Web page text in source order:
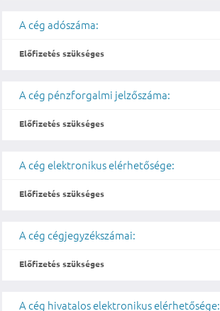
A cég adószáma:
Előfizetés szükséges
A cég pénzforgalmi jelzőszáma:
Előfizetés szükséges
A cég elektronikus elérhetősége:
Előfizetés szükséges
A cég cégjegyzékszámai:
Előfizetés szükséges
A cég hivatalos elektronikus elérhetősége: